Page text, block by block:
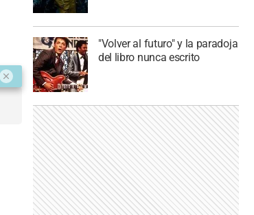
"Volver al futuro" y la paradoja
del libro nunca escrito